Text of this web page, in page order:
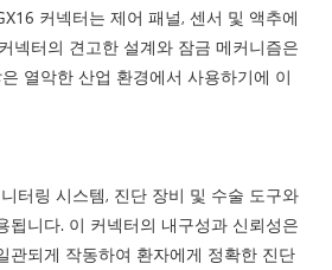
커넥터는 제어 패널, 센서 및 액추에
넥터의 견고한 설계와 잠금 메커니즘은
열악한 산업 환경에서 사용하기에 이
터링 시스템, 진단 장비 및 수술 도구와
됩니다. 이 커넥터의 내구성과 신뢰성은
관되게 작동하여 환자에게 정확한 진단